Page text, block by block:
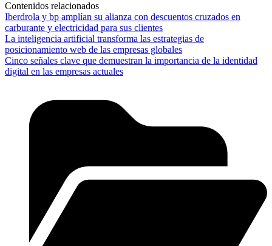
Contenidos relacionados
Iberdrola y bp amplían su alianza con descuentos cruzados en
carburante y electricidad para sus clientes
La inteligencia artificial transforma las estrategias de
posicionamiento web de las empresas globales
Cinco señales clave que demuestran la importancia de la identidad
digital en las empresas actuales